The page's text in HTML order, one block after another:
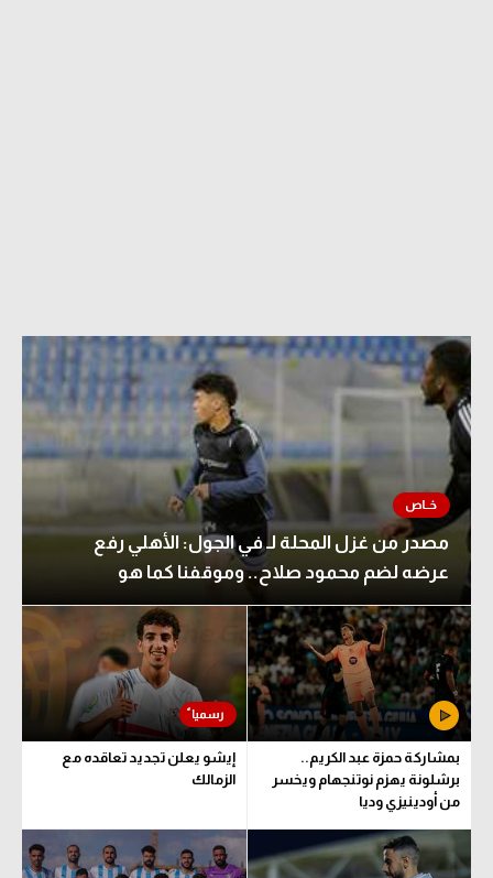
مصدر من غزل المحلة لـ في الجول: الأهلي رفع
عرضه لضم محمود صلاح.. وموقفنا كما هو
بمشاركة حمزة عبد الكريم..
برشلونة يهزم نوتنجهام ويخسر
من أودينيزي وديا
إيشو يعلن تجديد تعاقده مع
الزمالك